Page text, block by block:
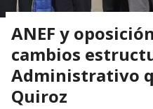
ANEF y
cambios
Administrativo
Quiroz